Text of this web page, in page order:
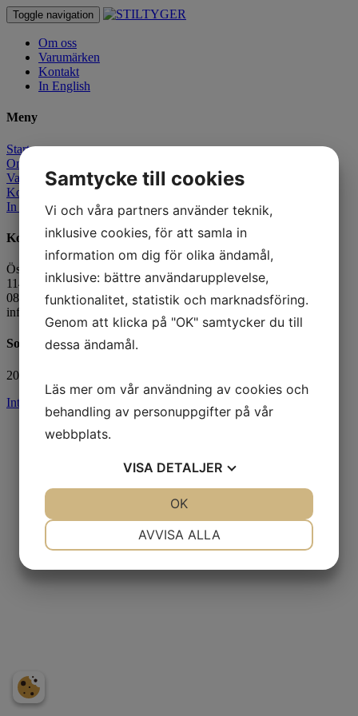
Toggle navigation
Om oss
Varumärken
Kontakt
In English
Meny
Start
Om oss
Varumärken
Kontakt
In English
Kontaktuppgifter
Östermalmsgatan 66
114 50 Stockholm
08-6608630
info@stiltyger.se
Sociala medier
2026 © Stiltyger AB
Integritetspolicy
Samtycke till cookies
Vi och våra partners använder teknik,
inklusive cookies, för att samla in
information om dig för olika ändamål,
inklusive: bättre användarupplevelse,
funktionalitet, statistik och marknadsföring.
Genom att klicka på "OK" samtycker du till
dessa ändamål.
Läs mer om vår användning av cookies och
behandling av personuppgifter på vår
webbplats.
VISA DETALJER
AVVISA ALLA
OK